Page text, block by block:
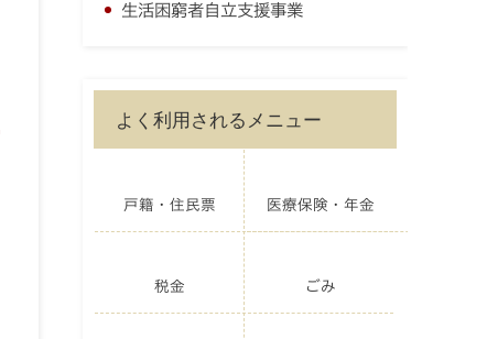
生活困窮者自立支援事業
よく利用されるメニュー
戸籍・住民票 医療保険・年金
税金 ごみ